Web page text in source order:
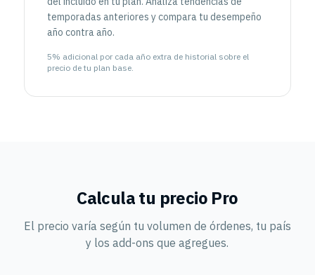
temporadas anteriores y compara tu desempeño
año contra año.
5% adicional por cada año extra de historial sobre el
precio de tu plan base.
Calcula tu precio Pro
El precio varía según tu volumen de órdenes, tu país
y los add-ons que agregues.